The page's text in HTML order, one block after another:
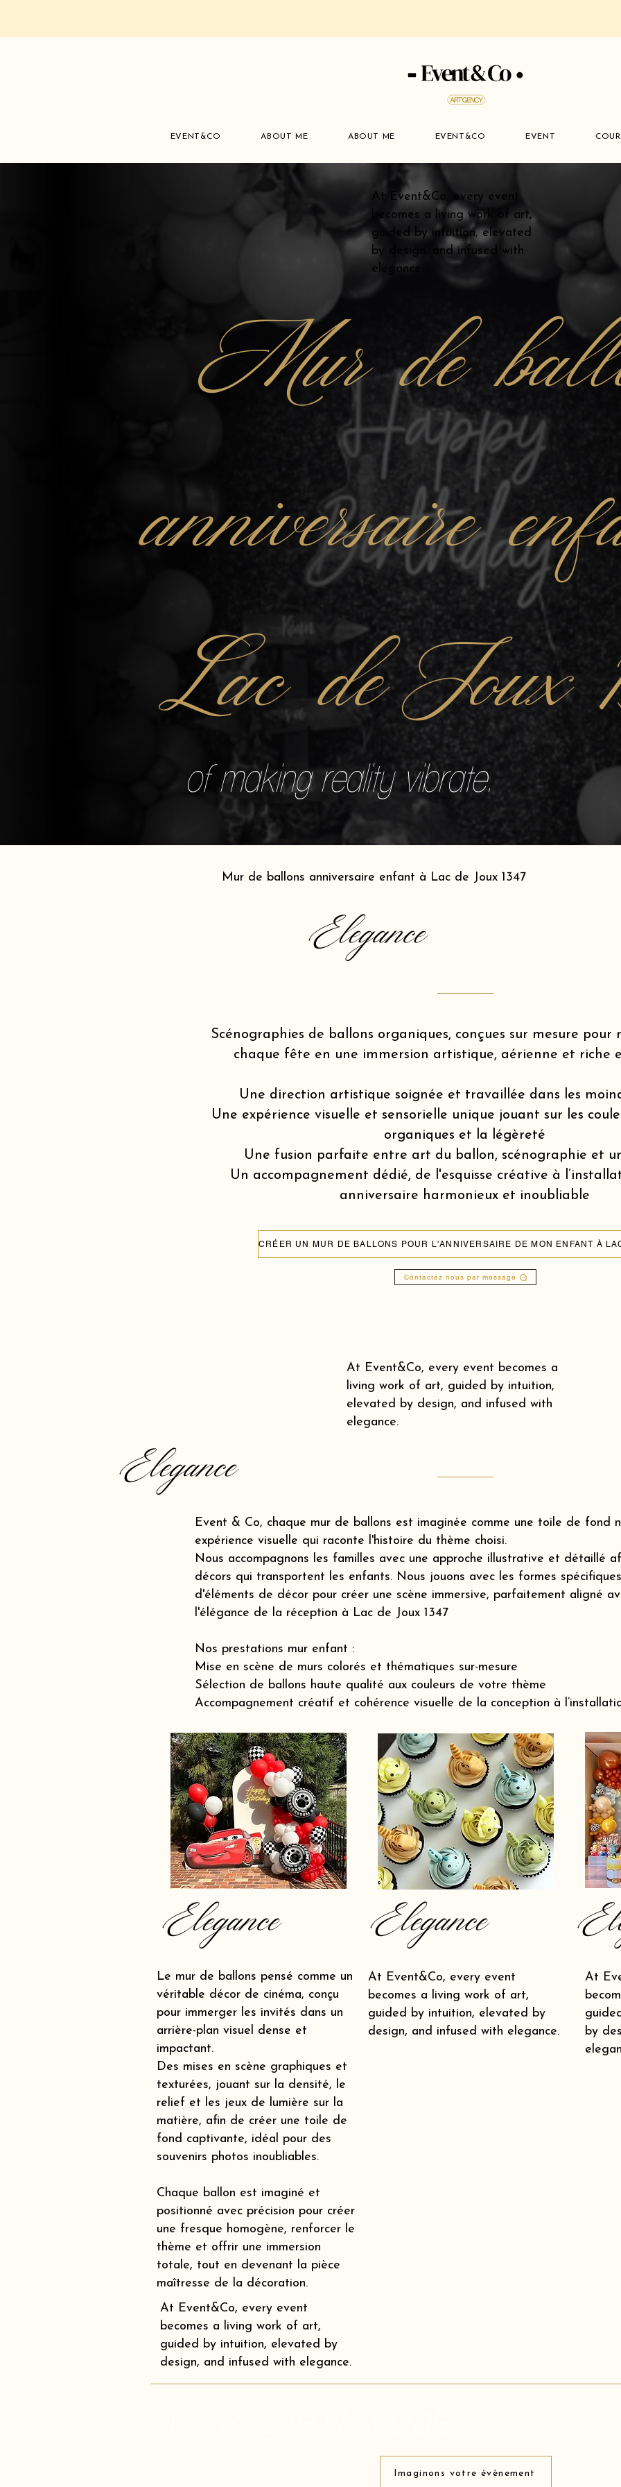
EVENT&CO ABOUT ME ABOUT ME EVENT&CO EVENT
At Event&Co, every event
becomes a living work of art,
guided by intuition, elevated
by design, and infused with
elegance.
Mur de
anniversaire
Lac de Joux
of making reality vibrate.
Mur de ballons anniversaire enfant à Lac de Joux 1347
Elegance
Scénographies de ballons organiques, conçues sur mesure pour
chaque fête en une immersion artistique, aérienne et riche
Une direction artistique soignée et travaillée dans les
Une expérience visuelle et sensorielle unique jouant sur les
organiques et la légèreté
Une fusion parfaite entre art du ballon, scénographie et
Un accompagnement dédié, de l'esquisse créative à
anniversaire harmonieux et inoubliable
Contactez nous par message
At Event&Co, every event becomes a
living work of art, guided by intuition,
elevated by design, and infused with
elegance.
Elegance
Event & Co, chaque mur de ballons est imaginée comme une toile de fond
expérience visuelle qui raconte l'histoire du thème choisi.
Nous accompagnons les familles avec une approche illustrative et détaillé
décors qui transportent les enfants. Nous jouons avec les formes
d'éléments de décor pour créer une scène immersive, parfaitement aligné
l'élégance de la réception à Lac de Joux 1347
Nos prestations mur enfant :
Mise en scène de murs colorés et thématiques sur-mesure
Sélection de ballons haute qualité aux couleurs de votre thème
Accompagnement créatif et cohérence visuelle de la conception à
Elegance
Le mur de ballons pensé comme un
véritable décor de cinéma, conçu
pour immerger les invités dans un
arrière-plan visuel dense et
impactant.
Des mises en scène graphiques et
texturées, jouant sur la densité, le
relief et les jeux de lumière sur la
matière, afin de créer une toile de
fond captivante, idéal pour des
souvenirs photos inoubliables.
Chaque ballon est imaginé et
positionné avec précision pour créer
une fresque homogène, renforcer le
thème et offrir une immersion
totale, tout en devenant la pièce
maîtresse de la décoration.
Elegance
At Event&Co, every event
becomes a living work of art,
guided by intuition, elevated by
design, and infused with elegance.
At
by
At Event&Co, every event
becomes a living work of art,
guided by intuition, elevated by
design, and infused with elegance.
Imaginons votre évènement